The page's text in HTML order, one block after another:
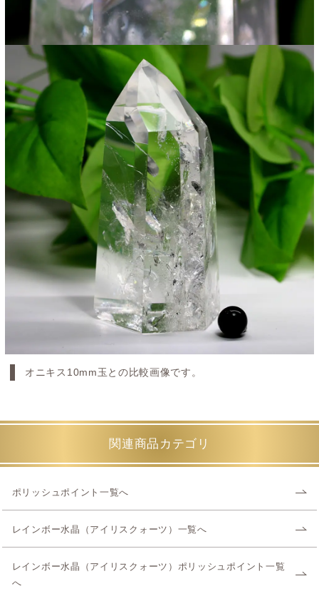
オニキス10mm玉との比較画像です。
関連商品カテゴリ
ポリッシュポイント一覧へ
レインボー水晶（アイリスクォーツ）一覧へ
レインボー水晶（アイリスクォーツ）ポリッシュポイント一覧
へ